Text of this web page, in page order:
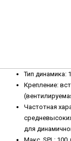
Тип динамика:
Крепление:
Частотная
для